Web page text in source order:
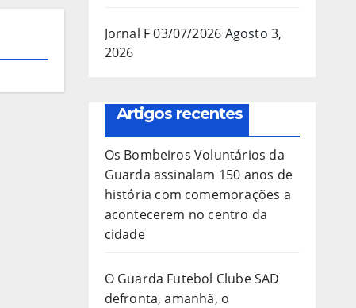
Jornal F 03/07/2026 Agosto 3,
2026
Artigos recentes
Os Bombeiros Voluntários da
Guarda assinalam 150 anos de
história com comemorações a
acontecerem no centro da
cidade
O Guarda Futebol Clube SAD
defronta, amanhã, o